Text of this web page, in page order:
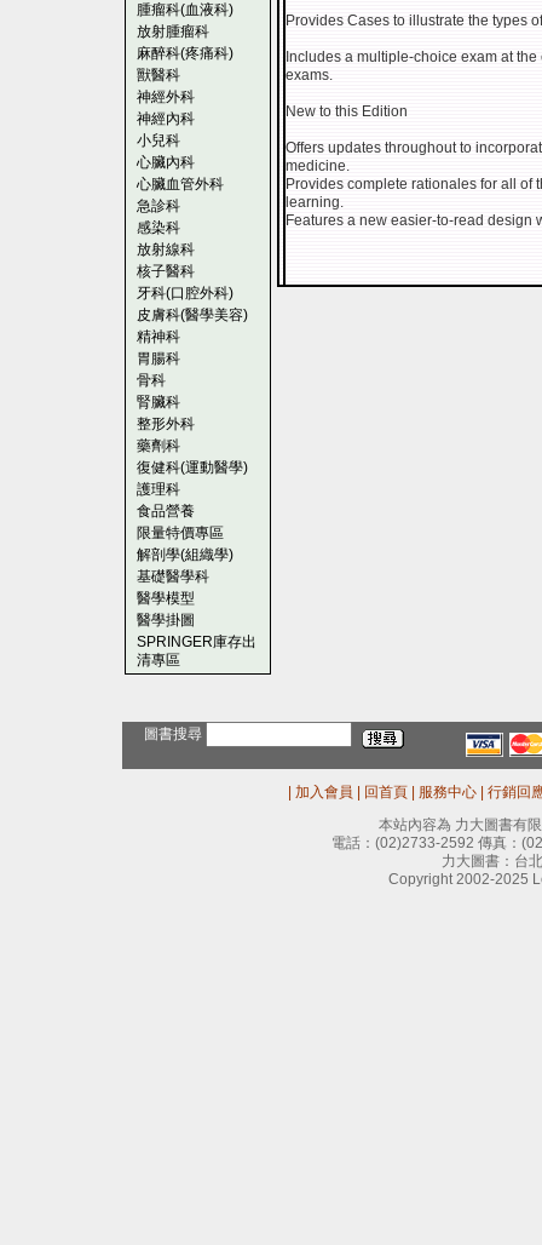
腫瘤科(血液科)
放射腫瘤科
麻醉科(疼痛科)
獸醫科
神經外科
神經內科
小兒科
心臟內科
心臟血管外科
急診科
感染科
放射線科
核子醫科
牙科(口腔外科)
皮膚科(醫學美容)
精神科
胃腸科
骨科
腎臟科
整形外科
藥劑科
復健科(運動醫學)
護理科
食品營養
限量特價專區
解剖學(組織學)
基礎醫學科
醫學模型
醫學掛圖
SPRINGER庫存出
清專區
Provides Cases to illustrate the types
Includes a multiple-choice exam at
exams.
New to this Edition
Offers updates throughout to
medicine.
Provides complete rationales for all of
learning.
Features a new easier-to-read design
圖書搜尋
加入會員 回首頁 服務中心
行銷回
本站內容為 力大圖書有
電話： (02)2733-2592 傳真：
力大圖書：台
Copyright 2002-2025